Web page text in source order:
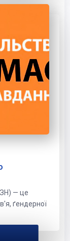
— це
ґендерної